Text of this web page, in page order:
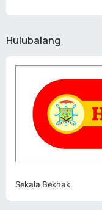
Hulubalang
Sekala Bekhak